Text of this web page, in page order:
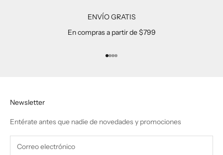
ENVÍO GRATIS
En compras a partir de $799
Ir al artículo 1
Ir al artículo 2
Ir al artículo 3
Ir al artículo 4
Newsletter
Entérate antes que nadie de novedades y promociones